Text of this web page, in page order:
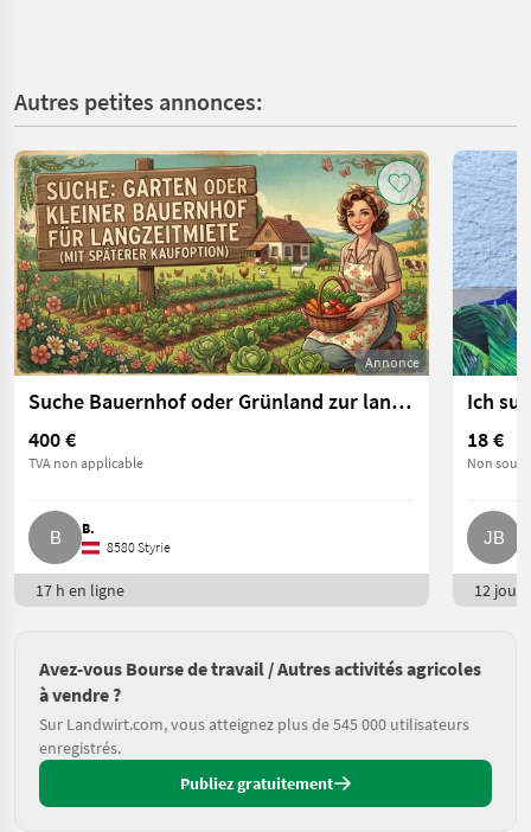
Autres petites annonces:
Annonce
Suche Bauernhof oder Grünland zur langfristigen Pacht
400 €
TVA non applicable
B.
8580 Styrie
17 h en ligne
Ich
18 €
Non
12
Avez-vous Bourse de travail / Autres activités agricoles
à vendre ?
Sur Landwirt.com, vous atteignez plus de 545 000 utilisateurs
enregistrés.
Publiez gratuitement